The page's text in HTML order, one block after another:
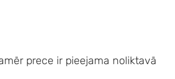
prece ir pieejama noliktavā